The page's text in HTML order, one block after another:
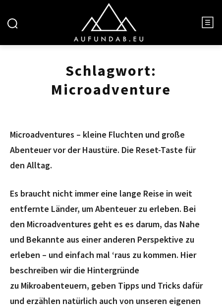
Schlagwort:
Microadventure
Microadventures – kleine Fluchten und große
Abenteuer vor der Haustüre. Die Reset-Taste für
den Alltag.
Es braucht nicht immer eine lange Reise in weit
entfernte Länder, um Abenteuer zu erleben. Bei
den Microadventures geht es es darum, das Nahe
und Bekannte aus einer anderen Perspektive zu
erleben – und einfach mal ‘raus zu kommen. Hier
beschreiben wir die Hintergründe
zu Mikroabenteuern, geben Tipps und Tricks dafür
und erzählen natürlich auch von unseren eigenen